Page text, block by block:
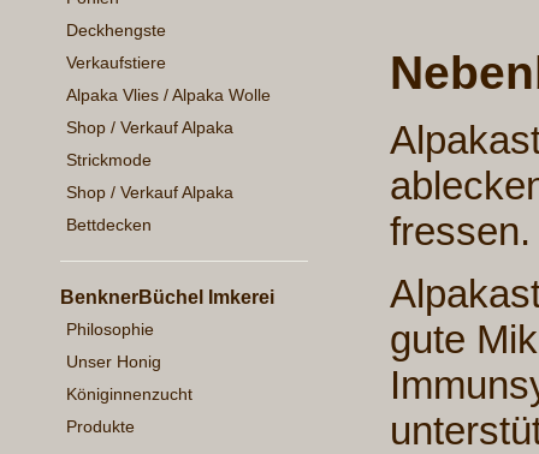
Deckhengste
Verkaufstiere
Alpaka Vlies / Alpaka Wolle
Shop / Verkauf Alpaka
Strickmode
Shop / Verkauf Alpaka
Bettdecken
BenknerBüchel Imkerei
Philosophie
Unser Honig
Königinnenzucht
Produkte
fressen.
gute